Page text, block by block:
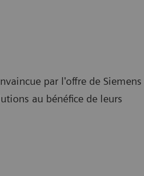
par l'offre de Siemens
au bénéfice de leurs